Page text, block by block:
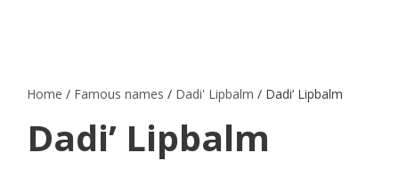
Home / Famous names / Dadi' Lipbalm / Dadi’ Lipbalm
Dadi’ Lipbalm